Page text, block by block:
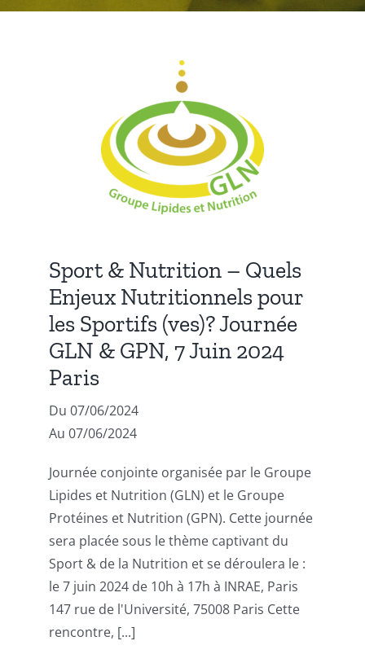
Sport & Nutrition – Quels
Enjeux Nutritionnels pour
les Sportifs (ves)? Journée
GLN & GPN, 7 Juin 2024
Paris
Du 07/06/2024
Au 07/06/2024
Journée conjointe organisée par le Groupe
Lipides et Nutrition (GLN) et le Groupe
Protéines et Nutrition (GPN). Cette journée
sera placée sous le thème captivant du
Sport & de la Nutrition et se déroulera le :
le 7 juin 2024 de 10h à 17h à INRAE, Paris
147 rue de l'Université, 75008 Paris Cette
rencontre, [...]